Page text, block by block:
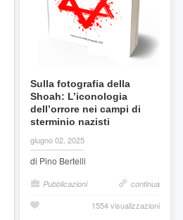
Sulla fotografia della
Shoah: L’iconologia
dell’orrore nei campi di
sterminio nazisti
giugno 02, 2025
di Pino Bertelli
Pubblicazioni continua
1554 visualizzazioni